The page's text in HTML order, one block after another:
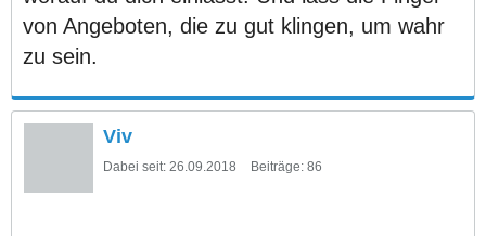
von Angeboten, die zu gut klingen, um wahr
zu sein.
Viv
Dabei seit: 26.09.2018 Beiträge: 86